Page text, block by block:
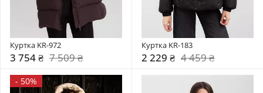
Куртка KR-972
3 754 ₴ 7 509 ₴
Куртка KR-183
2 229 ₴ 4 459 ₴
- 50%